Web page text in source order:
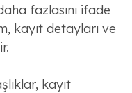
fazlasını ifade
kayıt detayları ve
kayıt